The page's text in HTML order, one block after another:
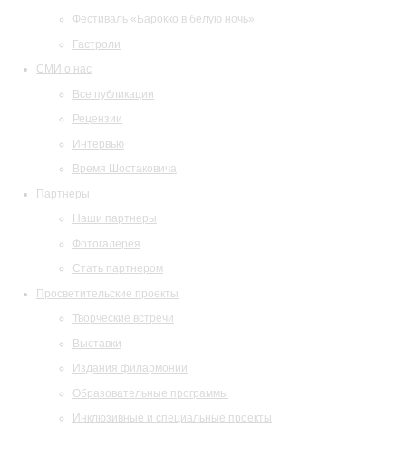
Фестиваль «Барокко в белую ночь»
Гастроли
СМИ о нас
Все публикации
Рецензии
Интервью
Время Шостаковича
Партнеры
Наши партнеры
Фотогалерея
Стать партнером
Просветительские проекты
Творческие встречи
Выставки
Издания филармонии
Образовательные программы
Инклюзивные и специальные проекты